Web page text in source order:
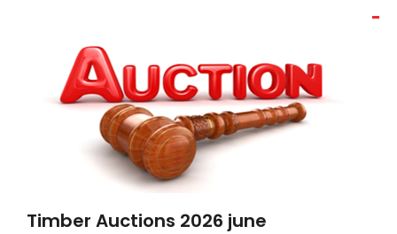
Timber Auctions 2026 june